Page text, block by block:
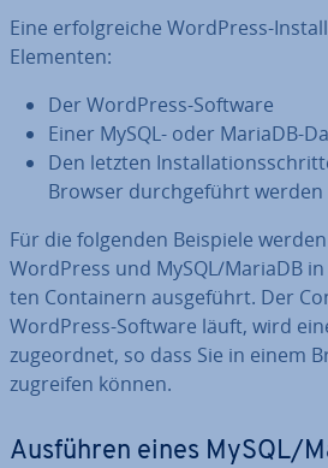
Eine er­folg­rei­che WordPress-
Elementen:
Der WordPress-Software
Einer MySQL- oder MariaDB-
Den letzten
Browser durch­ge­führt werden
Für die folgenden Beispiele
WordPress und MySQL/MariaDB
ten Con­tai­nern aus­ge­führt. Der
WordPress-Software läuft, wird
zu­ge­ord­net, so dass Sie in einem
zugreifen können.
Ausführen eines MySQL/